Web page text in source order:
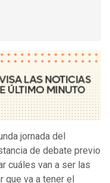
jornada del
de debate previo
cuáles van a ser las
que va a tener el